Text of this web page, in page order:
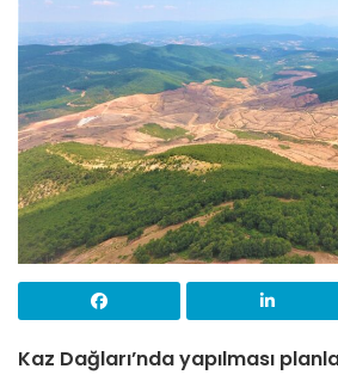
Kaz Dağları’nda yapılması